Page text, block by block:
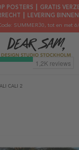
POSTERS ┃ GRATIS
┃ LEVERING
SUMMER30, tot en met
CALI 2